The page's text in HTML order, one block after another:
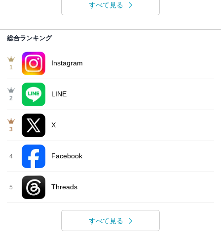
すべて見る
総合ランキング
1
Instagram
2
LINE
3
X
4 Facebook
5 Threads
すべて見る